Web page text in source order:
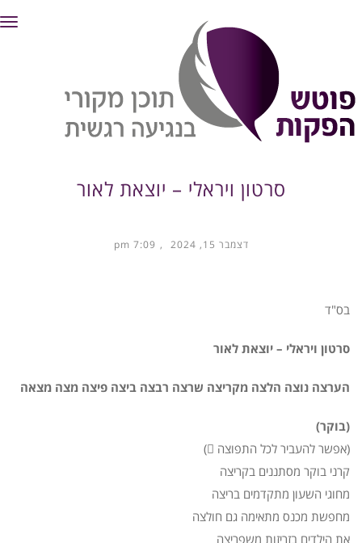
סרטון ויראלי – יוצאת לאור
דצמבר 15, 2024 7:09 pm
בס"ד
סרטון ויראלי – יוצאת לאור
הערצה נוצה הלצה מקריצה שרצה רבצה ביצה פיצה מצה מצאה
(בוקר)
(אפשר להעביר לכל התפוצה )
קרני בוקר מסתננים בקריצה
מחוגי השעון מתקדמים בריצה
מחפשת מכנס מתאימה גם חולצה
את הילדים בזריזות משפריצה